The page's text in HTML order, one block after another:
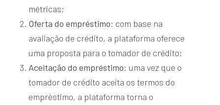
métricas;
Oferta do empréstimo: com base na
avaliação de crédito, a plataforma oferece
uma proposta para o tomador de crédito;
Aceitação do empréstimo: uma vez que o
tomador de crédito aceita os termos do
empréstimo, a plataforma torna o